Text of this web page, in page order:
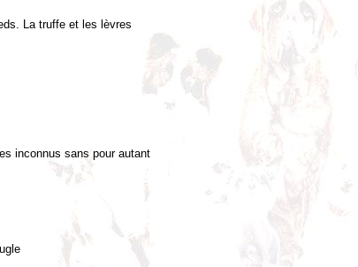
La truffe et les lèvres
inconnus sans pour autant